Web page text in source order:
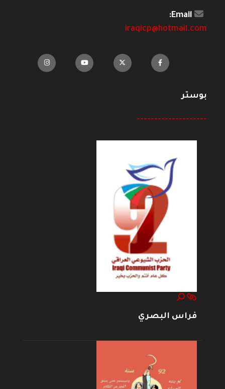
Email:
iraqicp@hotmail.com
بوستر
--------------------
فراس البصري